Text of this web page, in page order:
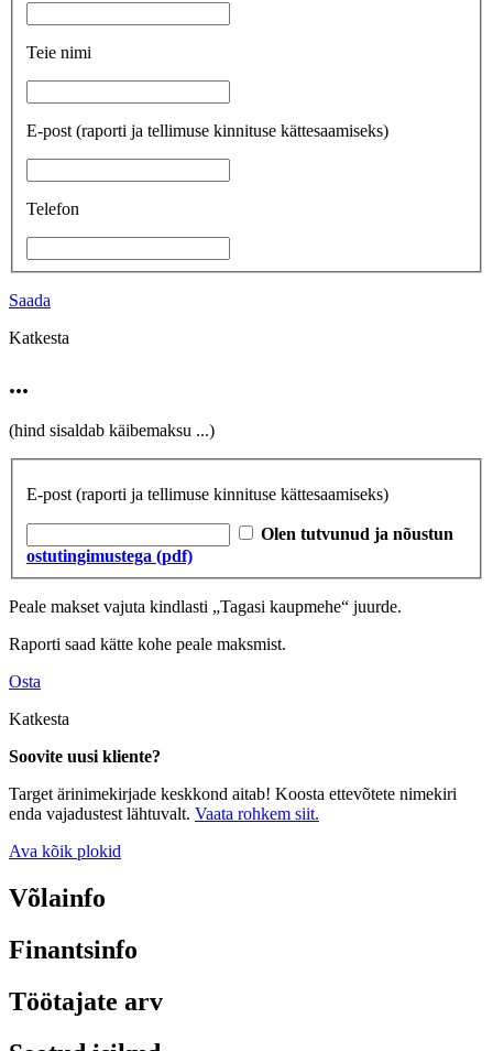
Teie nimi
E-post (raporti ja tellimuse kinnituse kättesaamiseks)
Telefon
Saada
Katkesta
...
(hind sisaldab käibemaksu ...)
E-post (raporti ja tellimuse kinnituse kättesaamiseks)
Olen tutvunud ja nõustun
ostutingimustega (pdf)
Peale makset vajuta kindlasti „Tagasi kaupmehe“ juurde.
Raporti saad kätte kohe peale maksmist.
Osta
Katkesta
Soovite uusi kliente?
Target ärinimekirjade keskkond aitab! Koosta ettevõtete nimekiri
enda vajadustest lähtuvalt. Vaata rohkem siit.
Ava kõik plokid
Võlainfo
Finantsinfo
Töötajate arv